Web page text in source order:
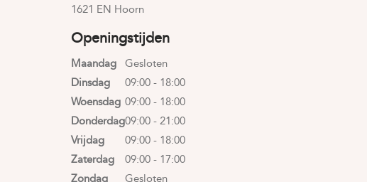
1621 EN Hoorn
Openingstijden
Maandag
Dinsdag
Woensdag
Donderdag
Vrijdag
Zaterdag
Zondag
Gesloten
09:00 - 18:00
09:00 - 18:00
09:00 - 21:00
09:00 - 18:00
09:00 - 17:00
Gesloten